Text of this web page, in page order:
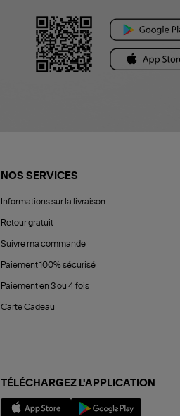
NOS SERVICES
Informations sur la livraison
Retour gratuit
Suivre ma commande
Paiement 100% sécurisé
Paiement en 3 ou 4 fois
Carte Cadeau
TÉLÉCHARGEZ L'APPLICATION